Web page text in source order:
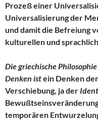
Prozeß einer
Universalisierung der
und damit die Befreiung
kulturellen und
Die griechische
Denken istein Denken der
Verschiebung, ja der
temporären